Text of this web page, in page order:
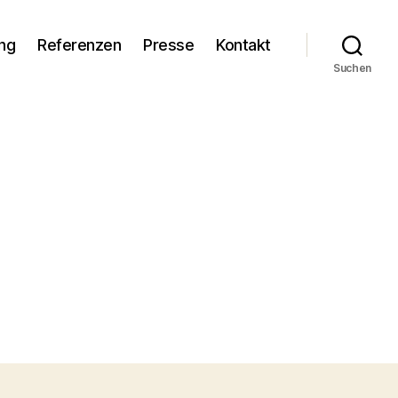
Referenzen Presse Kontakt
Suchen